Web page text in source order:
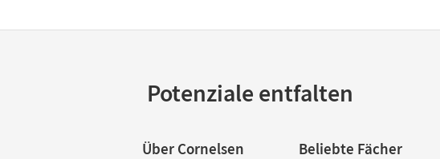
Potenziale entfalten
Über Cornelsen Beliebte Fächer